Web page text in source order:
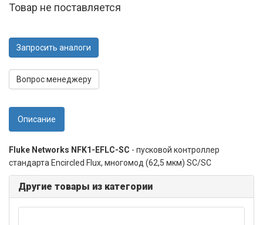
Товар не поставляется
Запросить аналоги
Вопрос менеджеру
Описание
Fluke Networks NFK1-EFLC-SC - пусковой контроллер
стандарта Encircled Flux, многомод (62,5 мкм) SC/SC
Другие товары из категории